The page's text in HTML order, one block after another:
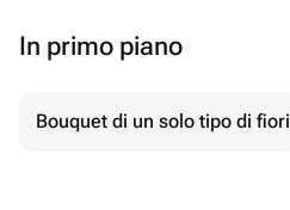
In primo piano
Bouquet di un solo tipo di fiori